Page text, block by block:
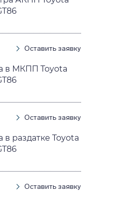
Оставить заявку
в МКПП Toyota
Оставить заявку
в раздатке Toyota
Оставить заявку